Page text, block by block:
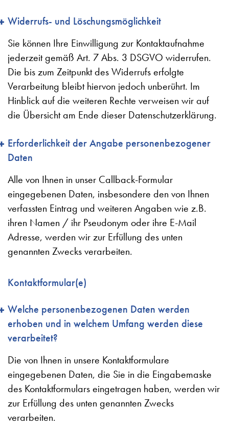
Widerrufs- und Löschungsmöglichkeit
Sie können Ihre Einwilligung zur Kontaktaufnahme
jederzeit gemäß Art. 7 Abs. 3 DSGVO widerrufen.
Die bis zum Zeitpunkt des Widerrufs erfolgte
Verarbeitung bleibt hiervon jedoch unberührt. Im
Hinblick auf die weiteren Rechte verweisen wir auf
die Übersicht am Ende dieser Datenschutzerklärung.
Erforderlichkeit der Angabe personenbezogener
Daten
Alle von Ihnen in unser Callback-Formular
eingegebenen Daten, insbesondere den von Ihnen
verfassten Eintrag und weiteren Angaben wie z.B.
ihren Namen / ihr Pseudonym oder ihre E-Mail
Adresse, werden wir zur Erfüllung des unten
genannten Zwecks verarbeiten.
Kontaktformular(e)
Welche personenbezogenen Daten werden
erhoben und in welchem Umfang werden diese
verarbeitet?
Die von Ihnen in unsere Kontaktformulare
eingegebenen Daten, die Sie in die Eingabemaske
des Kontaktformulars eingetragen haben, werden wir
zur Erfüllung des unten genannten Zwecks
verarbeiten.